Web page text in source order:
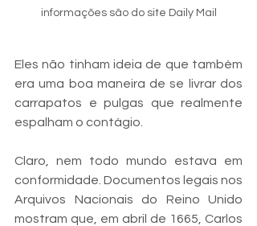
informações são do site Daily Mail
Eles não tinham ideia de que também
era uma boa maneira de se livrar dos
carrapatos e pulgas que realmente
espalham o contágio.
Claro, nem todo mundo estava em
conformidade. Documentos legais nos
Arquivos Nacionais do Reino Unido
mostram que, em abril de 1665, Carlos